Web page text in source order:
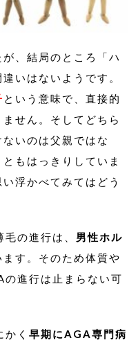
、結局のところ「ハ
いはないようです。
という意味で、直接的
せん。そしてどちら
いのは父親ではな
もはっきりしていま
浮かべてみてはどう
の進行は、 男性ホル
す。そのため体質や
進行は止まらない可
く 早期にAGA専門病